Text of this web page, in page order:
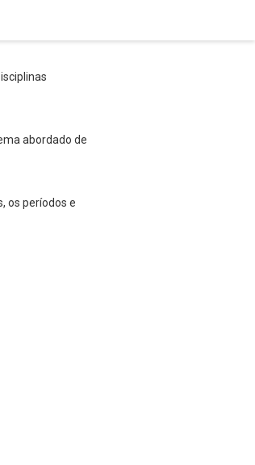
abordado de
os períodos e